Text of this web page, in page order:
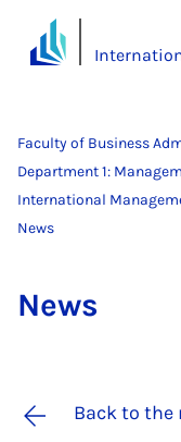
Faculty of Business
Department 1:
International
News
News
Back to the